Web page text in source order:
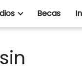
Becas